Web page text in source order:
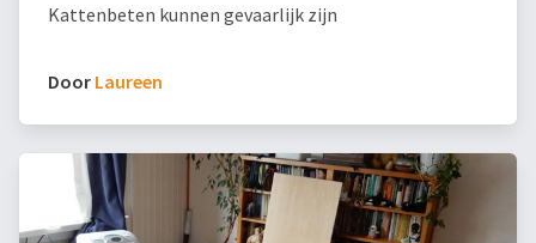
Kattenbeten kunnen gevaarlijk zijn
Door Laureen